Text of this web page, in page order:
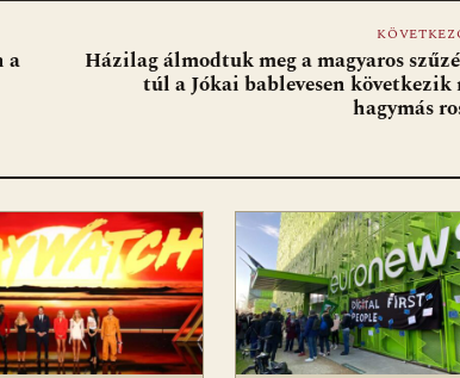
a Házilag álmodtuk meg a magyaros
túl a Jókai bablevesen következik
hagymás